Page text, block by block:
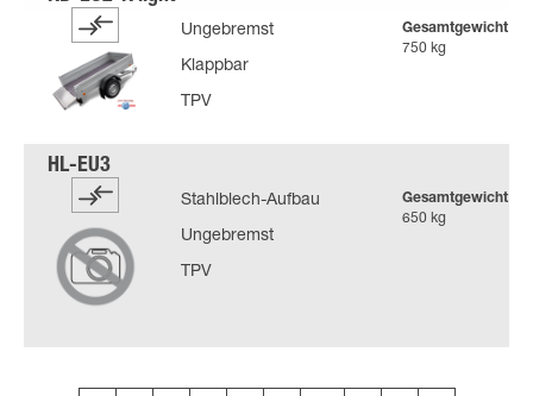
Ungebremst
Klappbar
TPV
Gesamtgewicht
750 kg
Stahlblech-Aufbau
Ungebremst
TPV
Gesamtgewicht
650 kg